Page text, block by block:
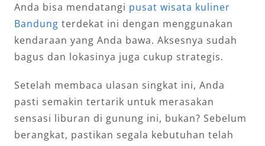
Anda bisa mendatangi pusat wisata kuliner
Bandung terdekat ini dengan menggunakan
kendaraan yang Anda bawa. Aksesnya sudah
bagus dan lokasinya juga cukup strategis.
Setelah membaca ulasan singkat ini, Anda
pasti semakin tertarik untuk merasakan
sensasi liburan di gunung ini, bukan? Sebelum
berangkat, pastikan segala kebutuhan telah